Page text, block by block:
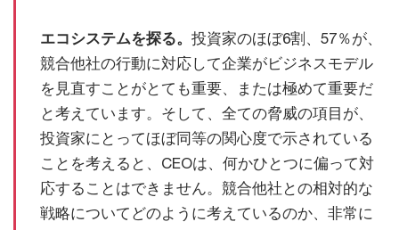
エコシステムを探る。 投資家のほぼ6割、57％が、
競合他社の行動に対応して企業がビジネスモデル
を見直すことがとても重要、または極めて重要だ
と考えています。そして、全ての脅威の項目が、
投資家にとってほぼ同等の関心度で示されている
ことを考えると、CEOは、何かひとつに偏って対
応することはできません。競合他社との相対的な
戦略についてどのように考えているのか、非常に